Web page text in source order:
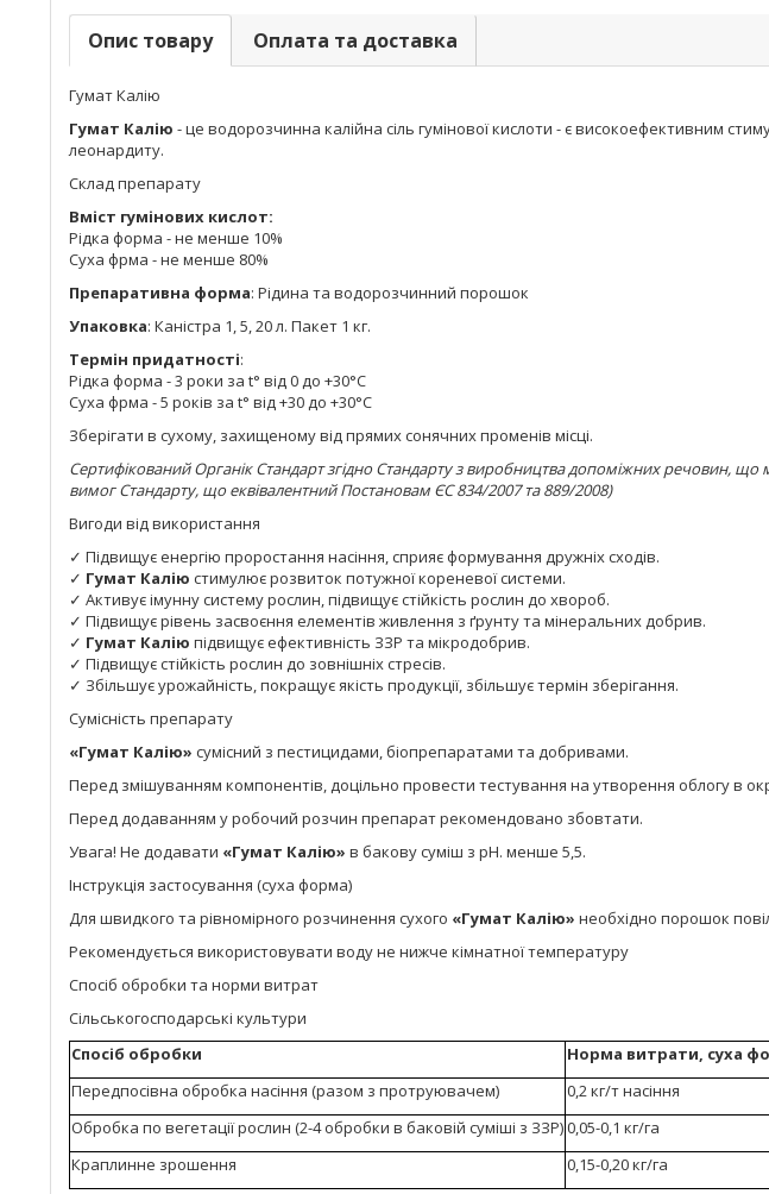
Опис товару Оплата та доставка
Гумат Калію
Гумат Калію - це водорозчинна калійна сіль гумінової кислоти - є високоефективним
леонардиту.
Склад препарату
Вміст гумінових кислот:
Рідка форма - не менше 10%
Суха фрма - не менше 80%
Препаративна форма: Рідина та водорозчинний порошок
Упаковка: Каністра 1, 5, 20 л. Пакет 1 кг.
Термін придатності:
Рідка форма - 3 роки за t° від 0 до +30°С
Суха фрма - 5 років за t° від +30 до +30°С
Зберігати в сухому, захищеному від прямих сонячних променів місці.
Сертифікований Органік Стандарт згідно Стандарту з виробництва допоміжних речовин,
вимог Стандарту, що еквівалентний Постановам ЄС 834/2007 та 889/2008)
Вигоди від використання
✓ Підвищує енергію проростання насіння, сприяє формування дружніх сходів.
✓ Гумат Калію стимулює розвиток потужної кореневої системи.
✓ Активує імунну систему рослин, підвищує стійкість рослин до хвороб.
✓ Підвищує рівень засвоєння елементів живлення з ґрунту та мінеральних добрив.
✓ Гумат Калію підвищує ефективність ЗЗР та мікродобрив.
✓ Підвищує стійкість рослин до зовнішніх стресів.
✓ Збільшує урожайність, покращує якість продукції, збільшує термін зберігання.
Сумісність препарату
«Гумат Калію» сумісний з пестицидами, біопрепаратами та добривами.
Перед змішуванням компонентів, доцільно провести тестування на утворення облогу в
Перед додаванням у робочий розчин препарат рекомендовано збовтати.
Увага! Не додавати «Гумат Калію» в бакову суміш з pH. менше 5,5.
Інструкція застосування (суха форма)
Для швидкого та рівномірного розчинення сухого «Гумат Калію» необхідно порошок
Рекомендується використовувати воду не нижче кімнатної температуру
Спосіб обробки та норми витрат
Сільськогосподарські культури
Спосіб обробки
Норма витрати, суха
Передпосівна обробка насіння (разом з протруювачем)
0,2 кг/т насіння
Обробка по вегетації рослин (2-4 обробки в баковій суміші з ЗЗР)0,05-0,1 кг/га
Краплинне зрошення
0,15-0,20 кг/га